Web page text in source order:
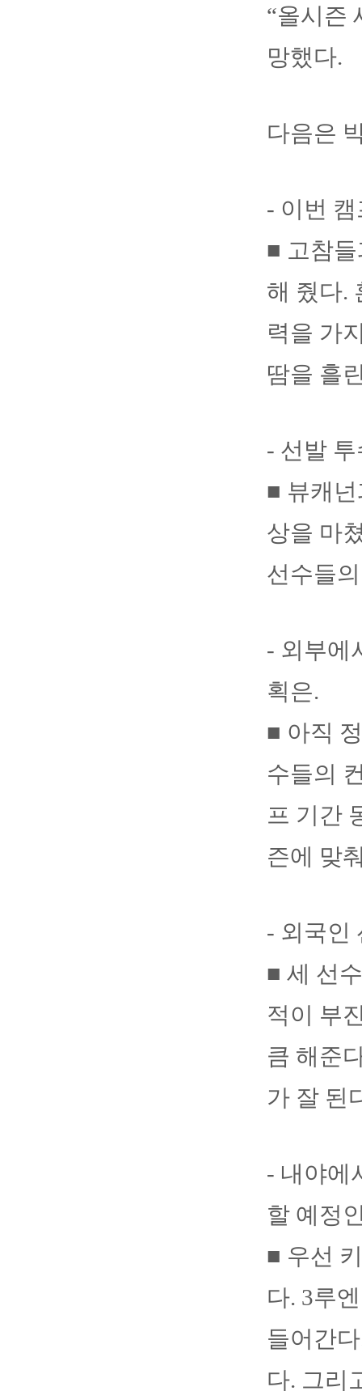
“올시즌
망했다.
다음은
- 이번
■ 고참
해 줬다.
력을 가
땀을 흘
- 선발
■ 뷰캐
상을 마
선수들
- 외부에
획은.
■ 아직
수들의
프 기간
즌에 맞
- 외국인
■ 세 선
적이 부
큼 해준
가 잘 된
- 내야에
할 예정
■ 우선
다. 3루
들어간
다. 그리